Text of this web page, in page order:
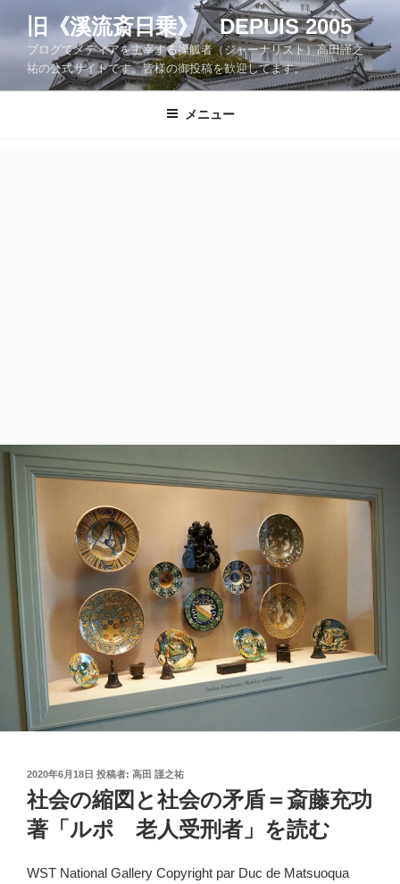
ツ
旧《溪流斎日乗》 DEPUIS 2005
ブログでメディアを主宰する操觚者（ジャーナリスト）高田謹之
祐の公式サイトです。皆様の御投稿を歓迎してます。
メニュー
投
稿
日:
2020年6月18日 投稿者: 高田 謹之祐
社会の縮図と社会の矛盾＝斎藤充功
著「ルポ 老人受刑者」を読む
WST National Gallery Copyright par Duc de Matsuoqua